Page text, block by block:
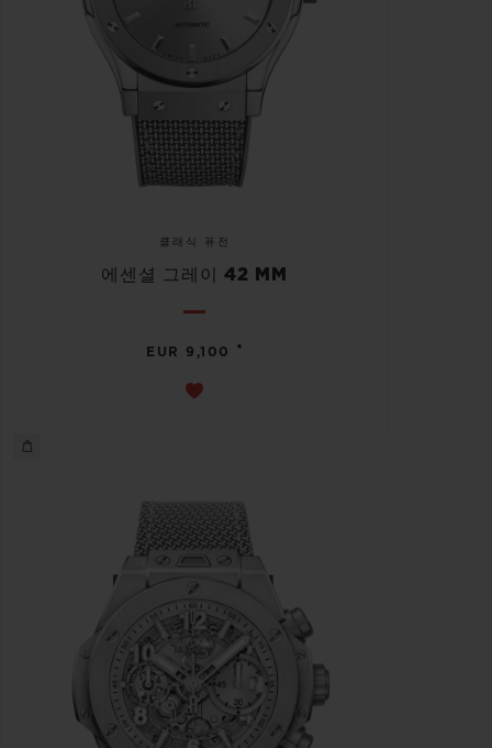
클래식 퓨전
에센셜 그레이 42 MM
EUR 9,100 •